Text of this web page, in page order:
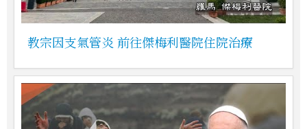
教宗因支氣管炎 前往傑梅利醫院住院治療